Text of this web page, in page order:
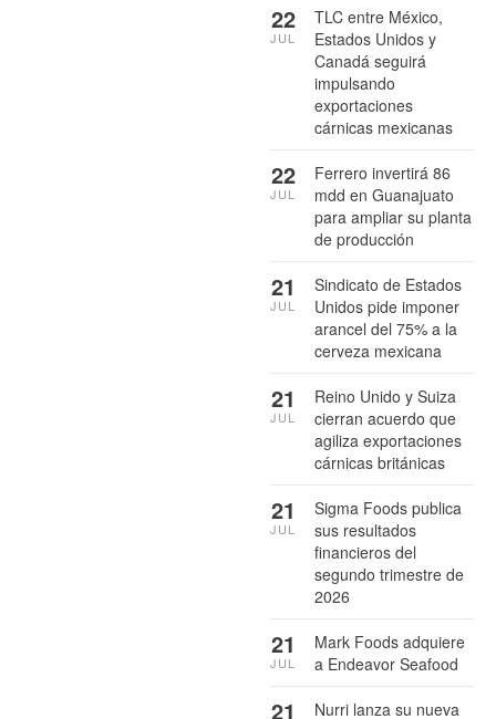
TLC entre México,
Estados Unidos y
Canadá seguirá
impulsando
exportaciones
cárnicas mexicanas
22
JUL
Ferrero invertirá 86
mdd en Guanajuato
para ampliar su planta
de producción
22
JUL
Sindicato de Estados
Unidos pide imponer
arancel del 75% a la
cerveza mexicana
21
JUL
Reino Unido y Suiza
cierran acuerdo que
agiliza exportaciones
cárnicas británicas
21
JUL
Sigma Foods publica
sus resultados
financieros del
segundo trimestre de
2026
21
JUL
Mark Foods adquiere
a Endeavor Seafood
21
JUL
Nurri lanza su nueva
21